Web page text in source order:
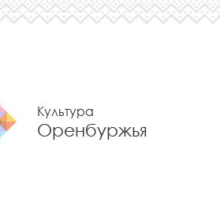
Культура
Оренбуржья